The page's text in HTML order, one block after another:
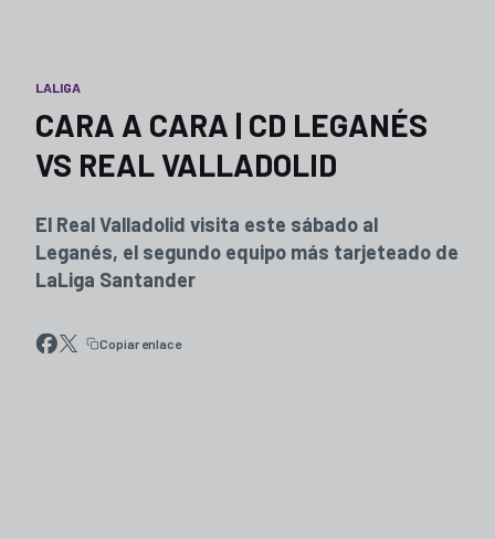
LALIGA
CARA A CARA | CD LEGANÉS
VS REAL VALLADOLID
El Real Valladolid visita este sábado al
Leganés, el segundo equipo más tarjeteado de
LaLiga Santander
Copiar enlace